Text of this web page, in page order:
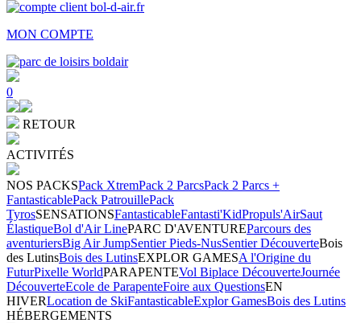
MON COMPTE
0
RETOUR
ACTIVITÉS
NOS PACKSPack XtremPack 2 ParcsPack 2 Parcs +
FantasticablePack PatrouillePack
TyrosSENSATIONSFantasticableFantasti'KidPropuls'AirSaut
ÉlastiqueBol d'Air LinePARC D'AVENTUREParcours des
aventuriersBig Air JumpSentier Pieds-NusSentier DécouverteBois
des LutinsBois des LutinsEXPLOR GAMESA l'Origine du
FuturPixelle WorldPARAPENTEVol Biplace DécouverteJournée
DécouverteEcole de ParapenteFoire aux QuestionsEN
HIVERLocation de SkiFantasticableExplor GamesBois des Lutins
HÉBERGEMENTS